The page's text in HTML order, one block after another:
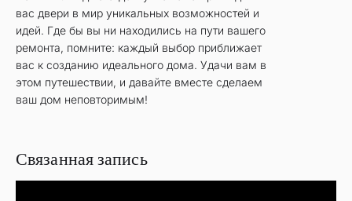
вас двери в мир уникальных возможностей и
идей. Где бы вы ни находились на пути вашего
ремонта, помните: каждый выбор приближает
вас к созданию идеального дома. Удачи вам в
этом путешествии, и давайте вместе сделаем
ваш дом неповторимым!
Связанная запись